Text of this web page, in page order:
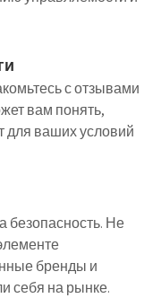
с отзывами
вам понять,
для ваших условий
безопасность. Не
бренды и
себя на рынке.